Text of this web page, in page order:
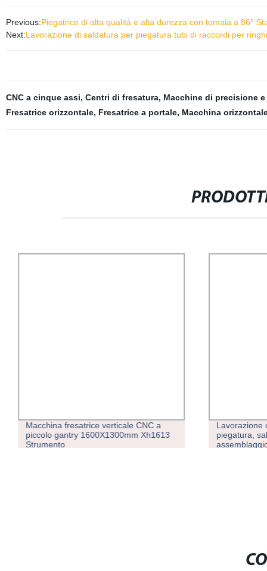
Previous:Piegatrice di alta qualità e alta durezza con tomaia a 86°
Next:Lavorazione di saldatura per piegatura tubi di raccordi per
CNC a cinque assi, Centri di fresatura, Macchine di precisione
Fresatrice orizzontale, Fresatrice a portale, Macchina
Macchina fresatrice verticale CNC a
piccolo gantry 1600X1300mm Xh1613
Strumento
Lavorazione
piegatura,